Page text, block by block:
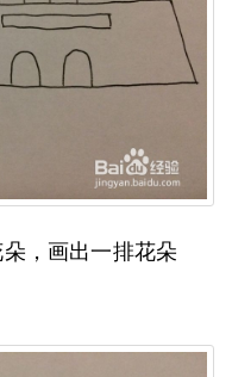
，画出一排花朵